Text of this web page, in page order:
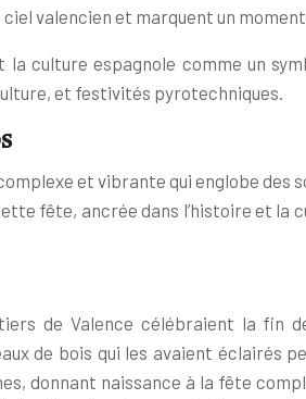
valencien et marquent un
culture espagnole comme un
et festivités pyrotechniques.
et vibrante qui englobe
fête, ancrée dans l’histoire et la
de Valence célébraient la fin
de bois qui les avaient éclairés
donnant naissance à la fête